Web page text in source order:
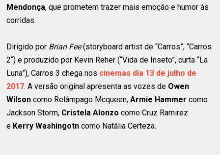
Mendonça, que prometem trazer mais emoção e humor às
corridas.
Dirigido por Brian Fee(storyboard artist de “Carros”, “Carros
2“) e produzido por Kevin Reher (“Vida de Inseto”, curta “La
Luna”), Carros 3 chega nos cinemas dia 13 de julho de
2017. A versão original apresenta as vozes de Owen
Wilson como Relâmpago Mcqueen,Armie Hammer como
Jackson Storm, Cristela Alonzo como Cruz Ramirez
e Kerry Washingotncomo Natália Certeza.